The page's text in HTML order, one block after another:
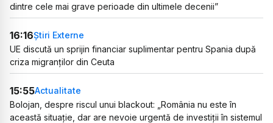
dintre cele mai grave perioade din ultimele decenii”
16:16Știri Externe
UE discută un sprijin financiar suplimentar pentru Spania după
criza migranților din Ceuta
15:55Actualitate
Bolojan, despre riscul unui blackout: „România nu este în
această situație, dar are nevoie urgentă de investiții în sistemul